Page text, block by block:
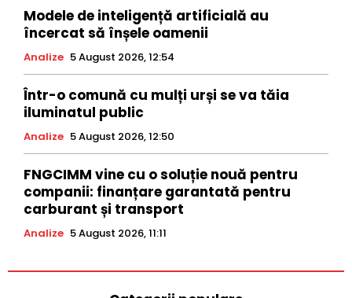
Modele de inteligență artificială au
încercat să înșele oamenii
Analize 5 August 2026, 12:54
Într-o comună cu mulți urși se va tăia
iluminatul public
Analize 5 August 2026, 12:50
FNGCIMM vine cu o soluție nouă pentru
companii: finanțare garantată pentru
carburant și transport
Analize 5 August 2026, 11:11